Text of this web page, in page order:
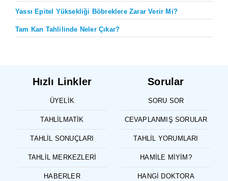
Yassı Epitel Yüksekliği Böbreklere Zarar Verir Mi?
Tam Kan Tahlilinde Neler Çıkar?
Hızlı Linkler
ÜYELIK
TAHLILMATIK
TAHLIL SONUÇLARI
TAHLIL MERKEZLERI
HABERLER
Sorular
SORU SOR
CEVAPLANMIŞ SORULAR
TAHLIL YORUMLARI
HAMILE MIYIM?
HANGI DOKTORA